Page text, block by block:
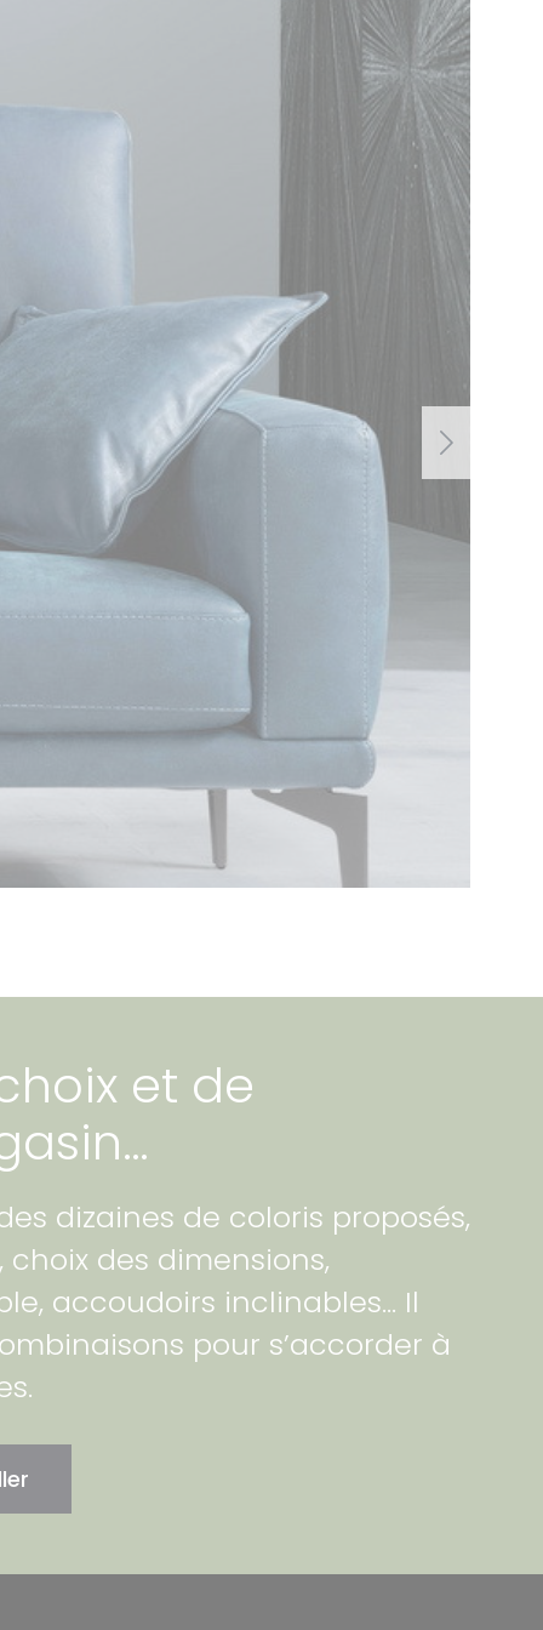
et de
dizaines de coloris proposés,
des dimensions,
accoudoirs inclinables… Il
pour s’accorder à